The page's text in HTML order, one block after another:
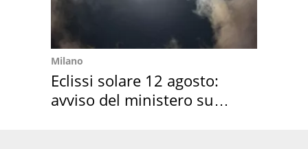
Milano
Eclissi solare 12 agosto:
avviso del ministero su